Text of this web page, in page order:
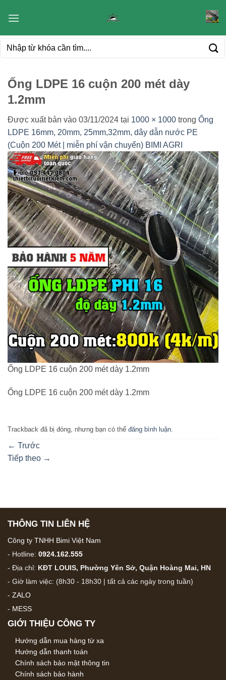
qua
dung
Tìm
Ống LDPE 16 cuộn 200 mét dày
1.2mm
Được xuất bản vào 03/11/2024 tại 1000 × 1000 trong Ống
LDPE 16mm, 20mm, 25mm,32mm, dây dẫn nước PE
(Cuộn 200 Mét | miễn phí vận chuyển) BIMI AGRI
Ống LDPE 16 cuộn 200 mét dày 1.2mm
Ống LDPE 16 cuộn 200 mét dày 1.2mm
Trackback đã bị đóng, nhưng bạn có thể đăng bình luận.
← Trước
Tiếp theo →
THÔNG TIN LIÊN HỆ
Công ty TNHH Bimi Việt Nam
- Hotline: 0924.162.555
- Địa chỉ: KĐT LOUIS, Phường Yên Sở, Quận Hoàng Mai, HN
- Giờ làm việc: (8h30 - 18h30 | tất cả các ngày trong tuần)
- ZALO
- MESS
GIỚI THIỆU CÔNG TY
Hướng dẫn mua hàng từ xa
Hướng dẫn thanh toán
Chính sách bảo mật thông tin
Chính sách bảo hành